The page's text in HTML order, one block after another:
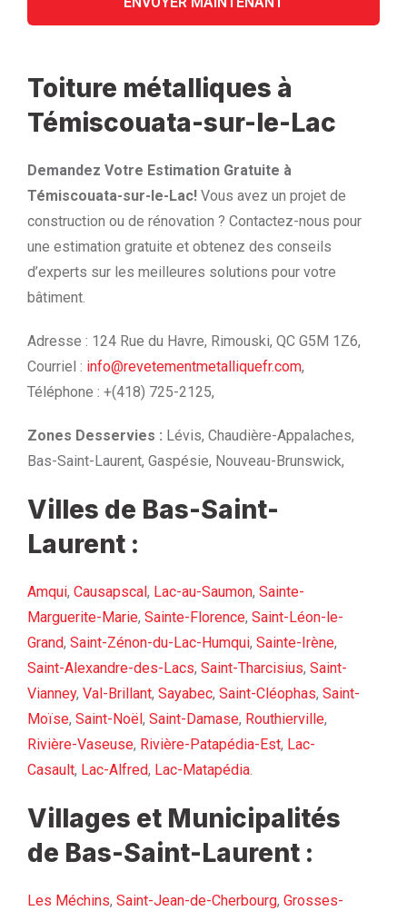
Toiture métalliques à
Témiscouata-sur-le-Lac
Demandez Votre Estimation Gratuite à
Témiscouata-sur-le-Lac! Vous avez un projet de
construction ou de rénovation ? Contactez-nous pour
une estimation gratuite et obtenez des conseils
d’experts sur les meilleures solutions pour votre
bâtiment.
Adresse : 124 Rue du Havre, Rimouski, QC G5M 1Z6,
Courriel : info@revetementmetalliquefr.com,
Téléphone : +(418) 725-2125,
Zones Desservies : Lévis, Chaudière-Appalaches,
Bas-Saint-Laurent, Gaspésie, Nouveau-Brunswick,
Villes de Bas-Saint-
Laurent :
Amqui, Causapscal , Lac-au-Saumon, Sainte-
Marguerite-Marie, Sainte-Florence, Saint-Léon-le-
Grand, Saint-Zénon-du-Lac-Humqui, Sainte-Irène,
Saint-Alexandre-des-Lacs, Saint-Tharcisius, Saint-
Vianney, Val-Brillant, Sayabec, Saint-Cléophas, Saint-
Moïse, Saint-Noël , Saint-Damase, Routhierville,
Rivière-Vaseuse, Rivière-Patapédia-Est, Lac-
Casault, Lac-Alfred, Lac-Matapédia.
Villages et Municipalités
de Bas-Saint-Laurent :
Les Méchins, Saint-Jean-de-Cherbourg, Grosses-